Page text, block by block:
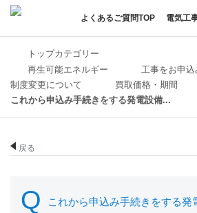
よくあるご質問TOP 電気工
トップカテゴリー
再生可能エネルギー
工事をお申
制度変更について
買取価格・期間
これから申込み手続きをする発電設備...
戻る
これから申込み手続きをする発